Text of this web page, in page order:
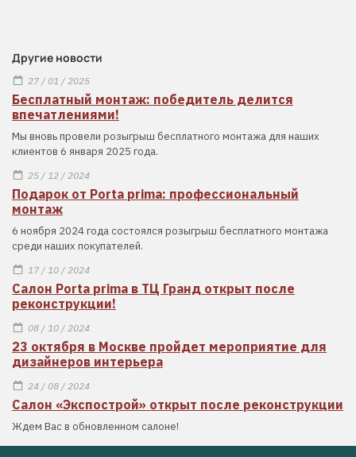
Другие новости
27 / 01 / 2025
Бесплатный монтаж: победитель делится
впечатлениями!
Мы вновь провели розыгрыш бесплатного монтажа для наших
клиентов 6 января 2025 года.
25 / 12 / 2024
Подарок от Porta prima: профессиональный
монтаж
6 ноября 2024 года состоялся розыгрыш бесплатного монтажа
среди наших покупателей.
17 / 10 / 2024
Салон Porta prima в ТЦ Гранд открыт после
реконструкции!
08 / 10 / 2024
23 октября в Москве пройдет мероприятие для
дизайнеров интерьера
24 / 08 / 2024
Салон «Экспострой» открыт после реконструкции
Ждем Вас в обновленном салоне!